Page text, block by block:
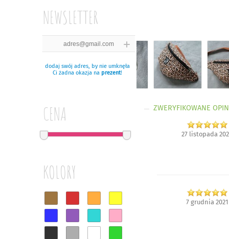
NEWSLETTER
dodaj swój adres, by nie umknęła
Ci żadna okazja na prezent!
CENA
KOLORY
ZWERYFIKOWANE
27 listopada
7 grudnia 2021